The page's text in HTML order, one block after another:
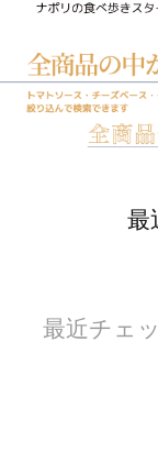
最
最近チェ